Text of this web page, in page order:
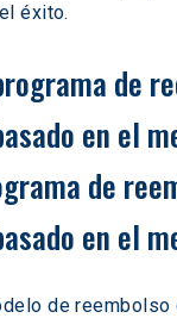
éxito.
de
en el
de
en el
de